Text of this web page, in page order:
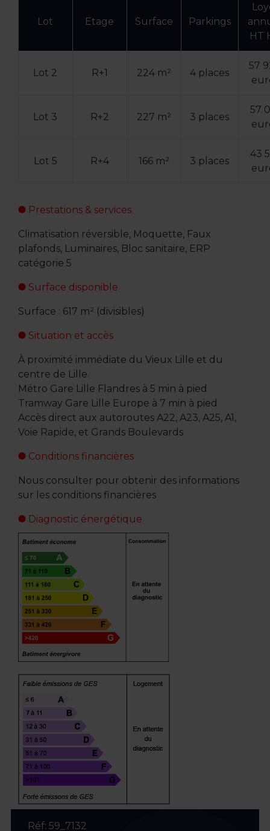
Lot Etage Surface Parkings
HT
Lot 2 R+1 224 m² 4 places
57
Lot 3 R+2 227 m² 3 places
57
Lot 5 R+4 166 m² 3 places
43
Prestations & services
Climatisation réversible, Moquette, Faux
plafonds, Luminaires, Bloc sanitaire, ERP
catégorie 5
Surface disponible
Surface : 617 m² (divisibles)
Situation et accès
À proximité immédiate du Vieux Lille et du
centre de Lille.
Métro Gare Lille Flandres à 5 min à pied
Tramway Gare Lille Europe à 7 min à pied
Accès direct aux autoroutes A22, A23, A25, A1,
Voie Rapide, et Grands Boulevards
Conditions financières
Nous consulter pour obtenir des informations
sur les conditions financières
Diagnostic énergétique
Réf: 59_7132